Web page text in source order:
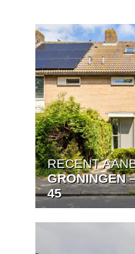
Steun bij het kopen van
RECENT
GRONINGEN
45